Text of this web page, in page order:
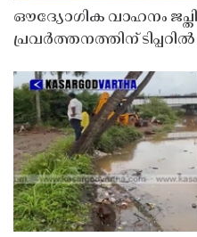
ഔദ്യോഗിക വാഹനം
പ്രവർത്തനത്തിന്